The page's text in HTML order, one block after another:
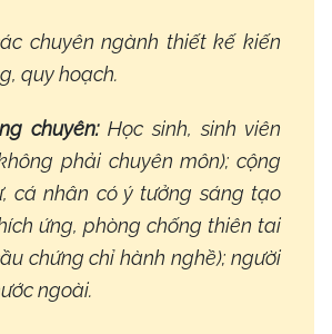
chuyên ngành thiết kế kiến
quy hoạch.
chuyên:Học sinh, sinh viên
phải chuyên môn); cộng
cá nhân có ý tưởng sáng tạo
ứng, phòng chống thiên tai
chứng chỉ hành nghề); người
ngoài.